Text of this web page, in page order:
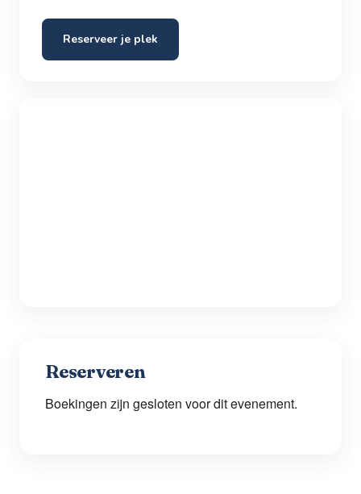
Reserveer je plek
Reserveren
Boekingen zijn gesloten voor dit evenement.